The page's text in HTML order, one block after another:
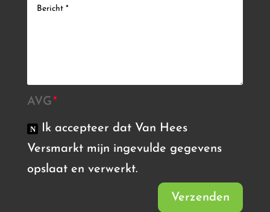
AVG
Ik accepteer dat Van Hees
Versmarkt mijn ingevulde gegevens
opslaat en verwerkt.
Verzenden